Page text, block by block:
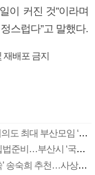
이 커진 것”이라며
스럽다”고 말했다.
재배포 금지
[정가 백브리핑] 입법·예산 확보 공조…여의도 최대 부산모임 ‘갈매기’ 다시 난다
[정가 백브리핑] 두 달 만에 6개 법 발의·입법준비…부산시 ‘국회입법 협력서비스’ 호응
[정가 백브리핑] 장제원 앞에서 尹에 ‘불쑥’ 송숙희 추천…사상구 미묘한 파장